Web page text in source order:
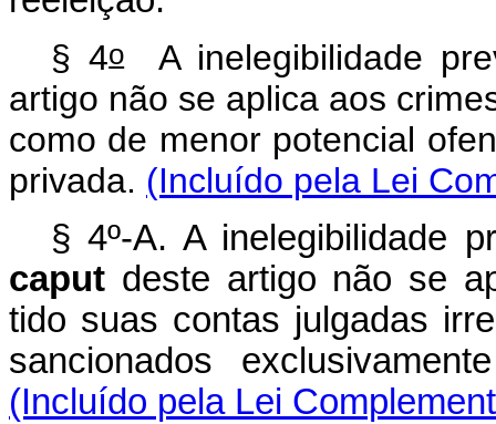
§ 4oA inelegibilidade
artigo não se aplica aos
como de menor potencial
privada. (Incluído pela Lei
§ 4º-A. A inelegibilidade
caput deste artigo não se
tido suas contas julgadas
sancionados
(Incluído pela Lei